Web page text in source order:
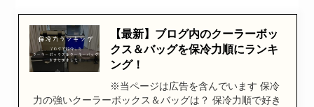
【最新】ブログ内のクーラーボッ
クス＆バッグを保冷力順にランキ
ング！
※当ページは広告を含んでいます 保冷
力の強いクーラーボックス＆バッグは？ 保冷力順で好き